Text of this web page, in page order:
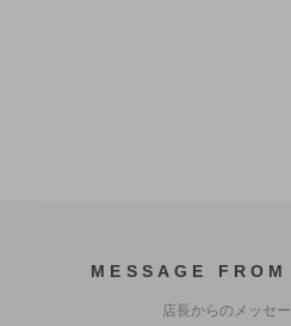
MESSAGE
店長からのメッセ